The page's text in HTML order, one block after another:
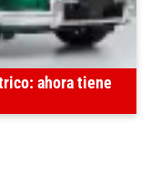
ahora tiene